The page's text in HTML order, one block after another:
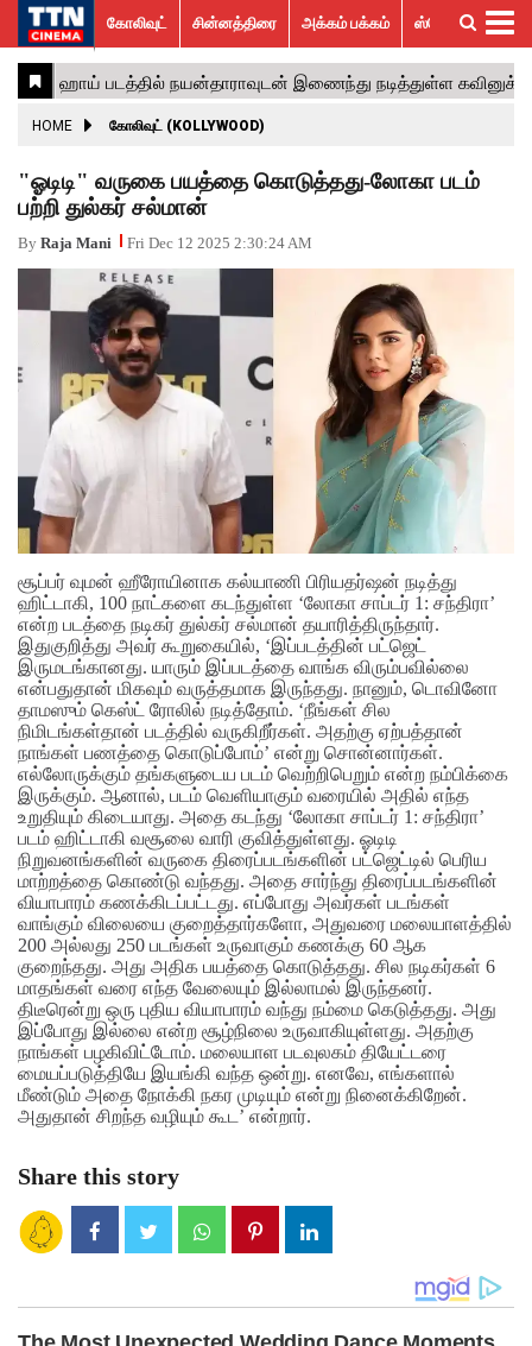
கோலிவுட்
சின்னத்திரை
பாலிவுட்
ஹாலிவுட்
அக்கம்
பக்கம்
ஸ்பெஷல்
ஸ்டோரீஸ்
விமர்சனம்
GALLERY
ACTRESS
MOVIESTILLS
EVENTS
VIDEOS
What’s
Hot
Trending
News
கோலிவுட் சின்னத்திரை அக்கம் பக்கம் ஸ்பெஷல் ஸ்டோரீஸ்
HOME கோலிவுட் (KOLLYWOOD)
"ஓடிடி" வருகை பயத்தை கொடுத்தது-லோகா படம்
பற்றி துல்கர் சல்மான்
By Raja Mani Fri Dec 12 2025 2:30:24 AM
சூப்பர் வுமன் ஹீரோயினாக கல்யாணி பிரியதர்ஷன் நடித்து
ஹிட்டாகி, 100 நாட்களை கடந்துள்ள ‘லோகா சாப்டர் 1: சந்திரா’
என்ற படத்தை நடிகர் துல்கர் சல்மான் தயாரித்திருந்தார்.
இதுகுறித்து அவர் கூறுகையில், ‘இப்படத்தின் பட்ஜெட்
இருமடங்கானது. யாரும் இப்படத்தை வாங்க விரும்பவில்லை
என்பதுதான் மிகவும் வருத்தமாக இருந்தது. நானும், டொவினோ
தாமஸும் கெஸ்ட் ரோலில் நடித்தோம். ‘நீங்கள் சில
நிமிடங்கள்தான் படத்தில் வருகிறீர்கள். அதற்கு ஏற்பத்தான்
நாங்கள் பணத்தை கொடுப்போம்’ என்று சொன்னார்கள்.
எல்லோருக்கும் தங்களுடைய படம் வெற்றிபெறும் என்ற நம்பிக்கை
இருக்கும். ஆனால், படம் வெளியாகும் வரையில் அதில் எந்த
உறுதியும் கிடையாது. அதை கடந்து ‘லோகா சாப்டர் 1: சந்திரா’
படம் ஹிட்டாகி வசூலை வாரி குவித்துள்ளது. ஓடிடி
நிறுவனங்களின் வருகை திரைப்படங்களின் பட்ஜெட்டில் பெரிய
மாற்றத்தை கொண்டு வந்தது. அதை சார்ந்து திரைப்படங்களின்
வியாபாரம் கணக்கிடப்பட்டது. எப்போது அவர்கள் படங்கள்
வாங்கும் விலையை குறைத்தார்களோ, அதுவரை மலையாளத்தில்
200 அல்லது 250 படங்கள் உருவாகும் கணக்கு 60 ஆக
குறைந்தது. அது அதிக பயத்தை கொடுத்தது. சில நடிகர்கள் 6
மாதங்கள் வரை எந்த வேலையும் இல்லாமல் இருந்தனர்.
திடீரென்று ஒரு புதிய வியாபாரம் வந்து நம்மை கெடுத்தது. அது
இப்போது இல்லை என்ற சூழ்நிலை உருவாகியுள்ளது. அதற்கு
நாங்கள் பழகிவிட்டோம். மலையாள படவுலகம் தியேட்டரை
மையப்படுத்தியே இயங்கி வந்த ஒன்று. எனவே, எங்களால்
மீண்டும் அதை நோக்கி நகர முடியும் என்று நினைக்கிறேன்.
அதுதான் சிறந்த வழியும் கூட’ என்றார்.
Share this story